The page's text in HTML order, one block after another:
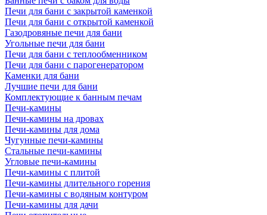
Печи для бани с закрытой каменкой
Печи для бани с открытой каменкой
Газодровяные печи для бани
Угольные печи для бани
Печи для бани с теплообменником
Печи для бани с парогенератором
Каменки для бани
Лучшие печи для бани
Комплектующие к банным печам
Печи-камины
Печи-камины на дровах
Печи-камины для дома
Чугунные печи-камины
Стальные печи-камины
Угловые печи-камины
Печи-камины с плитой
Печи-камины длительного горения
Печи-камины с водяным контуром
Печи-камины для дачи